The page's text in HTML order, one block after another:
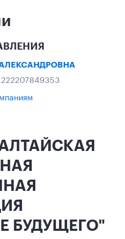
АЛТАЙСКАЯ
БУДУЩЕГО"